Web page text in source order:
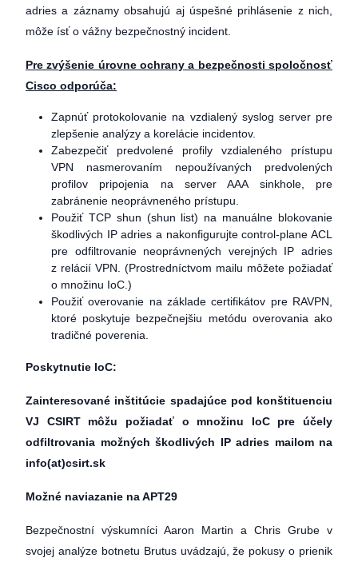
adries a záznamy obsahujú aj úspešné prihlásenie z nich,
môže ísť o vážny bezpečnostný incident.
Pre zvýšenie úrovne ochrany a bezpečnosti spoločnosť
Cisco odporúča:
Zapnúť protokolovanie na vzdialený syslog server pre
zlepšenie analýzy a korelácie incidentov.
Zabezpečiť predvolené profily vzdialeného prístupu
VPN nasmerovaním nepoužívaných predvolených
profilov pripojenia na server AAA sinkhole, pre
zabránenie neoprávneného prístupu.
Použiť TCP shun (shun list) na manuálne blokovanie
škodlivých IP adries a nakonfigurujte control-plane ACL
pre odfiltrovanie neoprávnených verejných IP adries
z relácií VPN. (Prostredníctvom mailu môžete požiadať
o množinu IoC.)
Použiť overovanie na základe certifikátov pre RAVPN,
ktoré poskytuje bezpečnejšiu metódu overovania ako
tradičné poverenia.
Poskytnutie IoC:
Zainteresované inštitúcie spadajúce pod konštituenciu
VJ CSIRT môžu požiadať o množinu IoC pre účely
odfiltrovania možných škodlivých IP adries mailom na
info(at)csirt.sk
Možné naviazanie na APT29
Bezpečnostní výskumníci Aaron Martin a Chris Grube v
svojej analýze botnetu Brutus uvádzajú, že pokusy o prienik